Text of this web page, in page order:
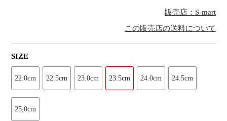
販売店：S-mart
この販売店の送料について
SIZE
22.0cm 22.5cm 23.0cm 23.5cm 24.0cm 24.5cm
25.0cm